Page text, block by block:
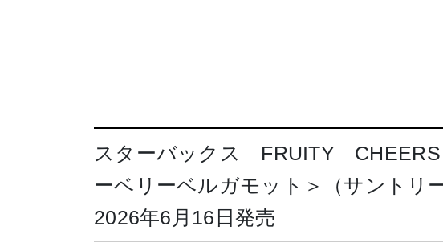
スターバックス FRUITY
ーベリーベルガモット＞（サントリ
2026年6月16日発売